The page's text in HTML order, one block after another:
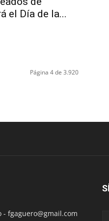
el Día de la...
Página 4 de 3.920
- fgaguero@gmail.com